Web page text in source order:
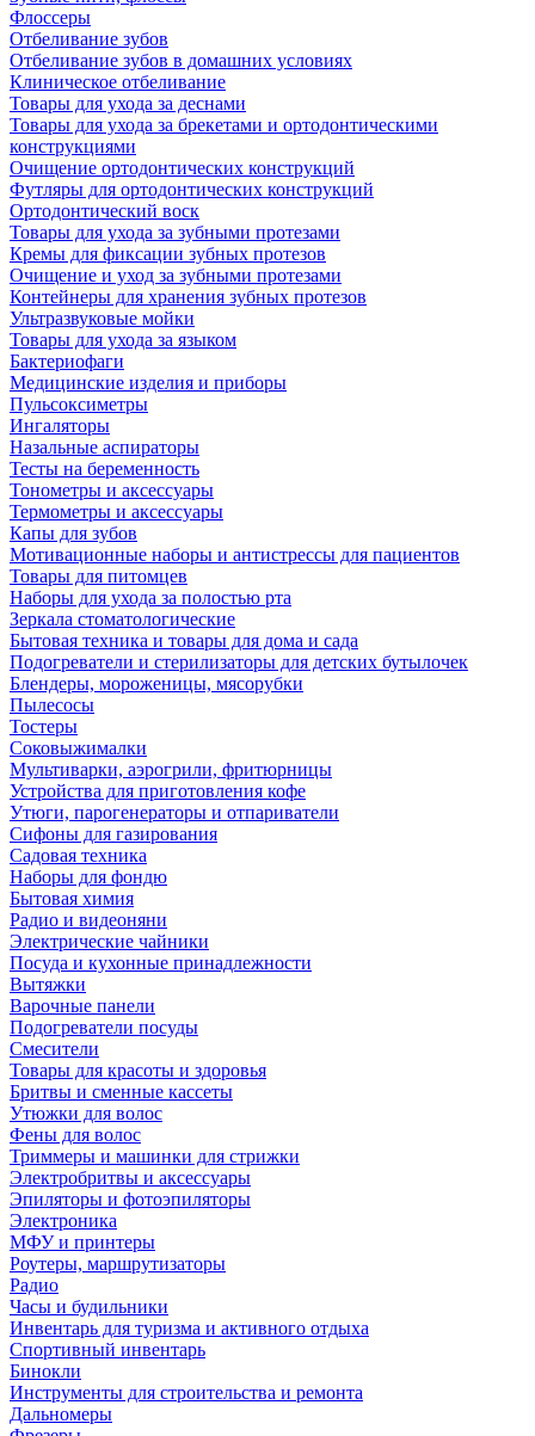
Флоссеры
Отбеливание зубов
Отбеливание зубов в домашних условиях
Клиническое отбеливание
Товары для ухода за деснами
Товары для ухода за брекетами и ортодонтическими
конструкциями
Очищение ортодонтических конструкций
Футляры для ортодонтических конструкций
Ортодонтический воск
Товары для ухода за зубными протезами
Кремы для фиксации зубных протезов
Очищение и уход за зубными протезами
Контейнеры для хранения зубных протезов
Ультразвуковые мойки
Товары для ухода за языком
Бактериофаги
Медицинские изделия и приборы
Пульсоксиметры
Ингаляторы
Назальные аспираторы
Тесты на беременность
Тонометры и аксессуары
Термометры и аксессуары
Капы для зубов
Мотивационные наборы и антистрессы для пациентов
Товары для питомцев
Наборы для ухода за полостью рта
Зеркала стоматологические
Бытовая техника и товары для дома и сада
Подогреватели и стерилизаторы для детских бутылочек
Блендеры, мороженицы, мясорубки
Пылесосы
Тостеры
Соковыжималки
Мультиварки, аэрогрили, фритюрницы
Устройства для приготовления кофе
Утюги, парогенераторы и отпариватели
Сифоны для газирования
Садовая техника
Наборы для фондю
Бытовая химия
Радио и видеоняни
Электрические чайники
Посуда и кухонные принадлежности
Вытяжки
Варочные панели
Подогреватели посуды
Смесители
Товары для красоты и здоровья
Бритвы и сменные кассеты
Утюжки для волос
Фены для волос
Триммеры и машинки для стрижки
Электробритвы и аксессуары
Эпиляторы и фотоэпиляторы
Электроника
МФУ и принтеры
Роутеры, маршрутизаторы
Радио
Часы и будильники
Инвентарь для туризма и активного отдыха
Спортивный инвентарь
Бинокли
Инструменты для строительства и ремонта
Дальномеры